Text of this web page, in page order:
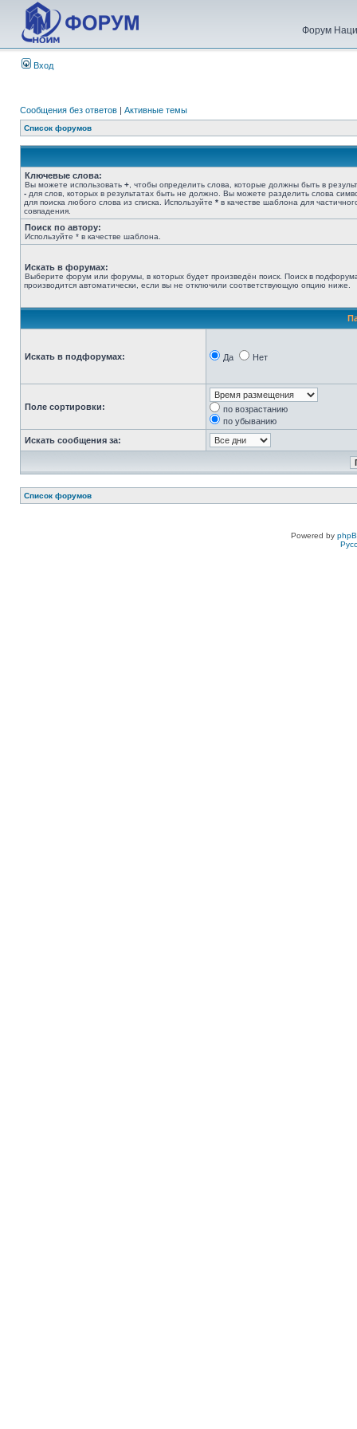
Форум
Вход
Сообщения без ответов | Активные темы
Список форумов
Ключевые слова:
Вы можете использовать + , чтобы определить слова, которые должны быть в
- для слов, которых в результатах быть не должно. Вы можете разделить слова
для поиска любого слова из списка. Используйте * в качестве шаблона для
совпадения.
Поиск по автору:
Используйте * в качестве шаблона.
Искать в форумах:
Выберите форум или форумы, в которых будет произведён поиск. Поиск в
производится автоматически, если вы не отключили соответствующую опцию ниже.
Искать в подфорумах: Да Нет
Поле сортировки:
по возрастанию
по убыванию
Искать сообщения за:
Список форумов
Powered by